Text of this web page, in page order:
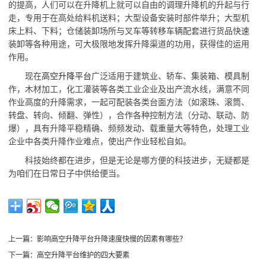
的提高，人们可以在升降机上就可以自由的调理升降机的升起与行
走，专用于在高处给料机送料；大型设备安装时部件举升；大型机
床上料、下料；仓储装卸场所与叉车等转移车辆配套进行货品快速
装卸等各种用途，可大极限地发挥升降渠道的功用，获得佳的运用
作用。
现在高空升降平台广泛适用于建筑业、轿车、集装箱、模具制
作，木材加工，化工灌装等各类工业企业及出产流水线，满意不同
作业高度的升降需求，一起可配装各类台面方法（如滚珠、滚筒、
转盘、转向、倾翻、弹性），合作各种控制方法（分动、联动、防
爆），具有升降平稳精确、频频发动、载重量大等特色，处理工业
企业中各类升降作业难点，使出产作业轻松自如。
科技始终都在进步，但是无论是哪方便的科技进步，无疑都是
为咱们在日常日子中供给便当。
上一篇：影响高空升降平台升降速度快慢的因素有哪些？
下一篇： 高空升降平台维护的四大要素